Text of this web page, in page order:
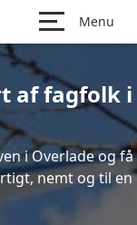
Menu
af fagfolk i
i Overlade og få
nemt og til en